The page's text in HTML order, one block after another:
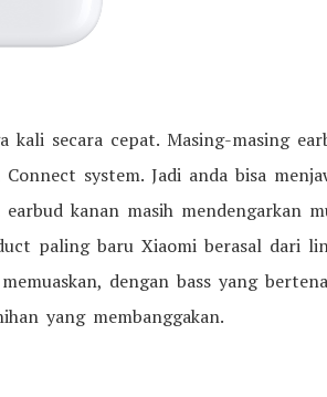
secara cepat. Masing-masing
system. Jadi anda bisa
kanan masih mendengarkan
paling baru Xiaomi berasal dari
dengan bass yang
yang membanggakan.